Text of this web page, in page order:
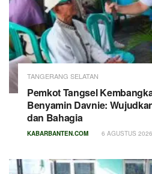
TANGERANG SELATAN
Pemkot Tangsel
Benyamin Davnie:
dan Bahagia
KABARBANTEN.COM 6 AGUSTUS 2026